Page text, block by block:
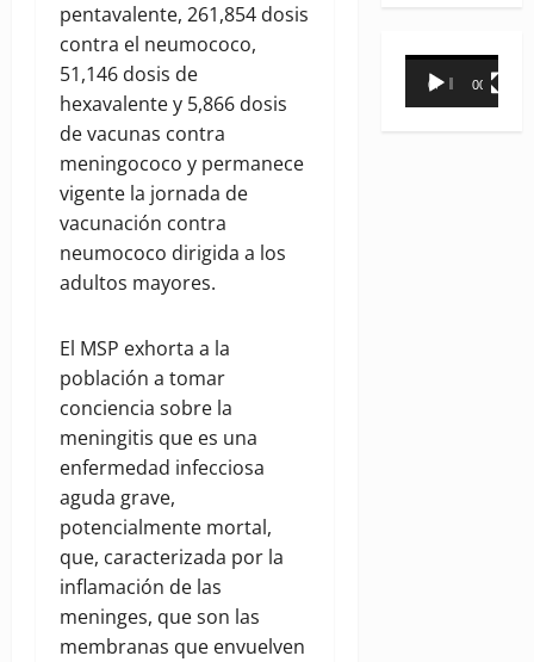
pentavalente, 261,854 dosis
contra el neumococo,
51,146 dosis de
hexavalente y 5,866 dosis
de vacunas contra
meningococo y permanece
vigente la jornada de
vacunación contra
neumococo dirigida a los
adultos mayores.
El MSP exhorta a la
población a tomar
conciencia sobre la
meningitis que es una
enfermedad infecciosa
aguda grave,
potencialmente mortal,
que, caracterizada por la
inflamación de las
meninges, que son las
membranas que envuelven
Reproductor
00:00 00:31